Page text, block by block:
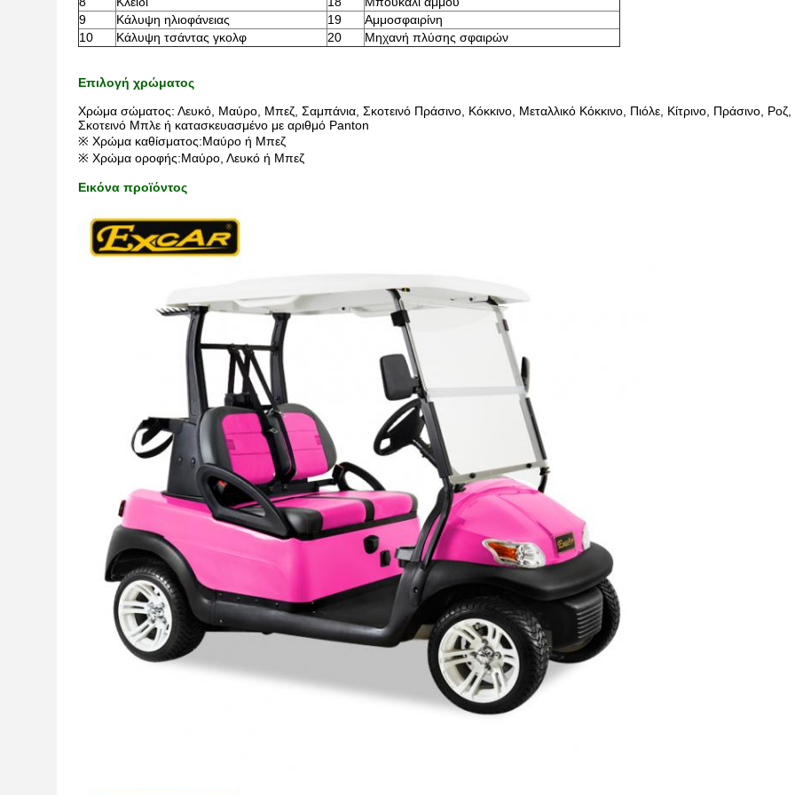
9
Κάλυψη ηλιοφάνειας 19
Αμμοσφαιρίνη
10
Κάλυψη τσάντας γκολφ 20 Μηχανή πλύσης σφαιρών
Επιλογή χρώματος
Χρώμα σώματος: Λευκό, Μαύρο, Μπεζ, Σαμπάνια, Σκοτεινό Πράσινο, Κόκκινο, Μεταλλικό Κόκκινο, Πιόλε, Κίτρινο, Πράσινο,
Σκοτεινό Μπλε ή κατασκευασμένο με αριθμό Panton
※ Χρώμα καθίσματος:Μαύρο ή Μπεζ
※ Χρώμα οροφής:Μαύρο, Λευκό ή Μπεζ
Εικόνα προϊόντος